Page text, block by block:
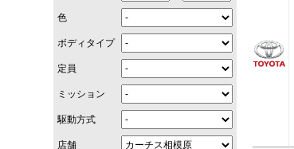
色
ボディタイプ
定員
ミッション
駆動方式
店舗